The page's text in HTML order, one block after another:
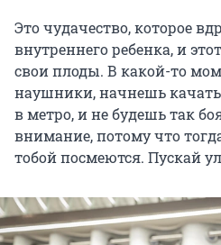
Это чудачество, которое
внутреннего ребенка, и
свои плоды. В какой-то
наушники, начнешь
в метро, и не будешь так
внимание, потому что
тобой посмеются. Пускай